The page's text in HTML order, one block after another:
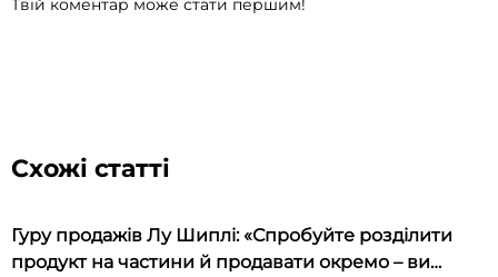
Твій коментар може стати першим!
Схожі статті
Гуру продажів Лу Шиплі: «Спробуйте розділити
продукт на частини й продавати окремо – ви